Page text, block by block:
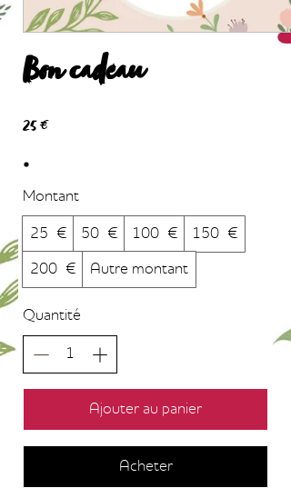
Bon cadeau
25 €
Montant
25 € 50 € 100 € 150 €
200 € Autre montant
Quantité
Ajouter au panier
Acheter